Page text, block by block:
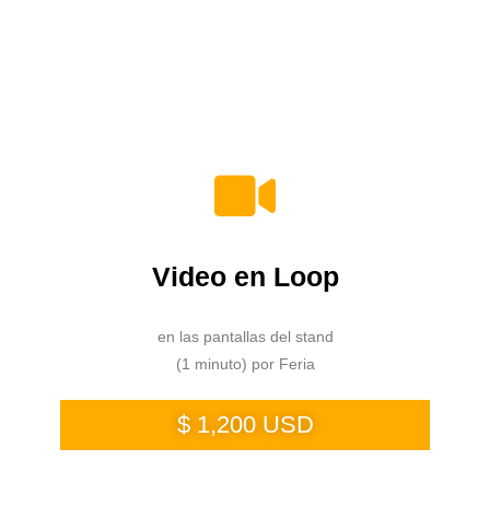
Video en Loop
en las pantallas del stand
(1 minuto) por Feria
$ 1,200 USD